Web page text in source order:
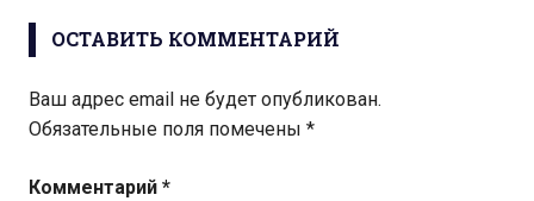
ОСТАВИТЬ КОММЕНТАРИЙ
Ваш адрес email не будет опубликован.
Обязательные поля помечены *
Комментарий *